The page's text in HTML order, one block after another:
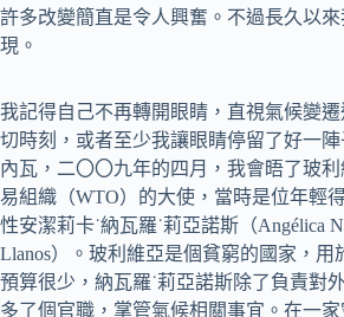
許多改變簡直是令人興奮。不過長久以
現。
我記得自己不再轉開眼睛，直視氣候變
切時刻，或者至少我讓眼睛停留了好一陣
內瓦，二〇〇九年的四月，我會晤了玻
易組織（WTO）的大使，當時是位年輕
性安潔莉卡˙納瓦羅˙莉亞諾斯（Angélica
Llanos）。玻利維亞是個貧窮的國家，用
預算很少，納瓦羅˙莉亞諾斯除了負責對
多了個官職，掌管氣候相關事宜。在一家